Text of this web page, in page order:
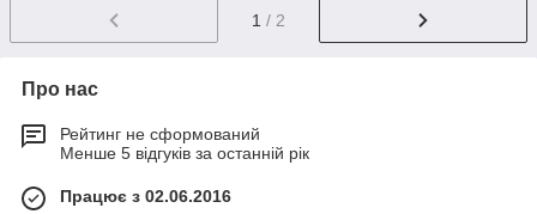
1 / 2
Про нас
Рейтинг не сформований
Менше 5 відгуків за останній рік
Працює з 02.06.2016